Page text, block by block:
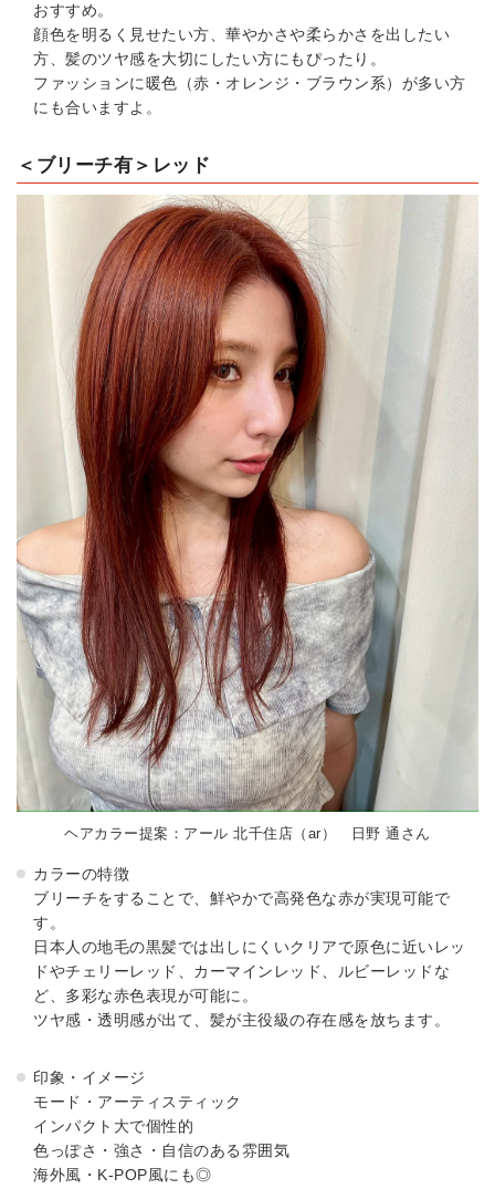
おすすめ。
顔色を明るく見せたい方、華やかさや柔らかさを出したい
方、髪のツヤ感を大切にしたい方にもぴったり。
ファッションに暖色（赤・オレンジ・ブラウン系）が多い方
にも合いますよ。
＜ブリーチ有＞レッド
ヘアカラー提案：アール 北千住店（ar） 日野 通さん
カラーの特徴
ブリーチをすることで、鮮やかで高発色な赤が実現可能で
す。
日本人の地毛の黒髪では出しにくいクリアで原色に近いレッ
ドやチェリーレッド、カーマインレッド、ルビーレッドな
ど、多彩な赤色表現が可能に。
ツヤ感・透明感が出て、髪が主役級の存在感を放ちます。
印象・イメージ
モード・アーティスティック
インパクト大で個性的
色っぽさ・強さ・自信のある雰囲気
海外風・K-POP風にも◎